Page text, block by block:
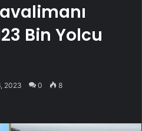
Bin Yolcu
2023 0 8